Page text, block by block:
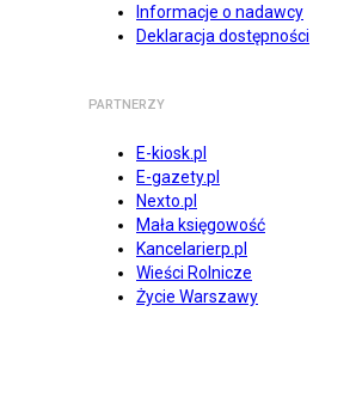
Informacje o nadawcy
Deklaracja dostępności
PARTNERZY
E-kiosk.pl
E-gazety.pl
Nexto.pl
Mała księgowość
Kancelarierp.pl
Wieści Rolnicze
Życie Warszawy